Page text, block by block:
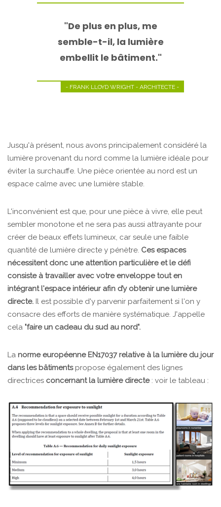
"De plus en plus, me
semble-t-il, la lumière
embellit le bâtiment."
- FRANK LLOYD WRIGHT - ARCHITECTE -
Jusqu'à présent, nous avons principalement considéré la
lumière provenant du nord comme la lumière idéale pour
éviter la surchauffe. Une pièce orientée au nord est un
espace calme avec une lumière stable.
L'inconvénient est que, pour une pièce à vivre, elle peut
sembler monotone et ne sera pas aussi attrayante pour
créer de beaux effets lumineux, car seule une faible
quantité de lumière directe y pénètre. Ces espaces
nécessitent donc une attention particulière et le défi
consiste à travailler avec votre enveloppe tout en
intégrant l'espace intérieur afin d’y obtenir une lumière
directe. Il est possible d'y parvenir parfaitement si l'on y
consacre des efforts de manière systématique. J'appelle
cela "faire un cadeau du sud au nord".
La norme européenne EN17037 relative à la lumière du jour
dans les bâtimentspropose également des lignes
directrices concernant la lumière directe: voir le tableau :